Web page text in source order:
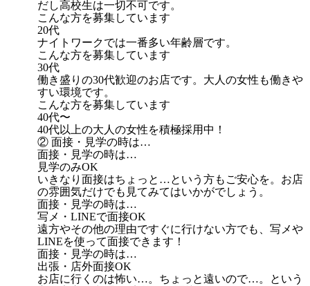
だし高校生は一切不可です。
こんな方を募集しています
20代
ナイトワークでは一番多い年齢層です。
こんな方を募集しています
30代
働き盛りの30代歓迎のお店です。大人の女性も働きや
すい環境です。
こんな方を募集しています
40代〜
40代以上の大人の女性を積極採用中！
② 面接・見学の時は…
面接・見学の時は…
見学のみOK
いきなり面接はちょっと…という方もご安心を。お店
の雰囲気だけでも見てみてはいかがでしょう。
面接・見学の時は…
写メ・LINEで面接OK
遠方やその他の理由ですぐに行けない方でも、写メや
LINEを使って面接できます！
面接・見学の時は…
出張・店外面接OK
お店に行くのは怖い…。ちょっと遠いので…。という